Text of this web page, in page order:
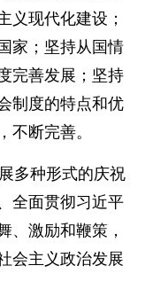
义现代化建设；
家；坚持从国情
完善发展；坚持
制度的特点和优
不断完善。
多种形式的庆祝
全面贯彻习近平
、激励和鞭策，
会主义政治发展